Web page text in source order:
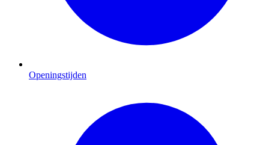
Openingstijden